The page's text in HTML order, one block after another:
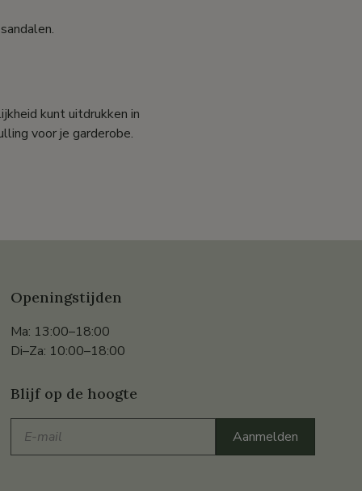
kunt uitdrukken in
voor je garderobe.
Openingstijden
Ma: 13:00–18:00
Di–Za: 10:00–18:00
Blijf op de hoogte
mail
Aanmelden